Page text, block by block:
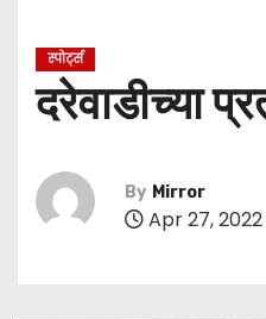
स्पोर्ट्स
दरेवाडीच्या
By Mirror
Apr 27, 2022